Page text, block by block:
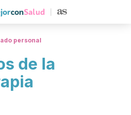
personal
de la